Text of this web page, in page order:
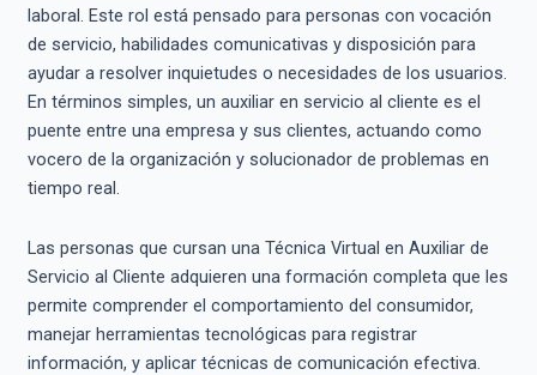
laboral. Este rol está pensado para personas con vocación
de servicio, habilidades comunicativas y disposición para
ayudar a resolver inquietudes o necesidades de los usuarios.
En términos simples, un auxiliar en servicio al cliente es el
puente entre una empresa y sus clientes, actuando como
vocero de la organización y solucionador de problemas en
tiempo real.
Las personas que cursan una Técnica Virtual en Auxiliar de
Servicio al Cliente adquieren una formación completa que les
permite comprender el comportamiento del consumidor,
manejar herramientas tecnológicas para registrar
información, y aplicar técnicas de comunicación efectiva.